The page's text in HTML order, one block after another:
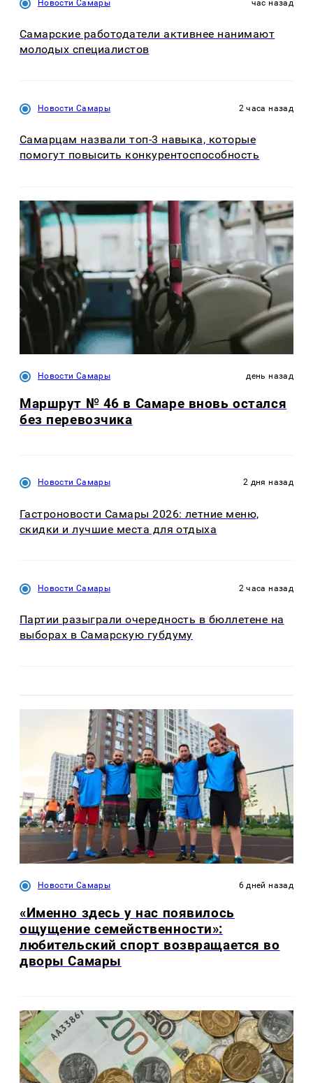
Новости Самары час назад
Самарские работодатели активнее нанимают
молодых специалистов
Новости Самары 2 часа назад
Самарцам назвали топ-3 навыка, которые
помогут повысить конкурентоспособность
Новости Самары день назад
Маршрут № 46 в Самаре вновь остался
без перевозчика
Новости Самары 2 дня назад
Гастроновости Самары 2026: летние меню,
скидки и лучшие места для отдыха
Новости Самары 2 часа назад
Партии разыграли очередность в бюллетене на
выборах в Самарскую губдуму
Новости Самары 6 дней назад
«Именно здесь у нас появилось
ощущение семейственности»:
любительский спорт возвращается во
дворы Самары